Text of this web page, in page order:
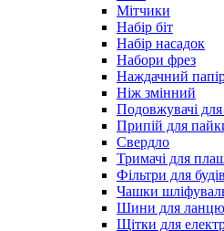
Мітчики
Набір біт
Набір насадок
Набори фрез
Наждачний
Ніж змінний
Подовжувачі
Припій для
Свердло
Тримачі для
Фільтри для
Чашки
Шини для
Щітки для